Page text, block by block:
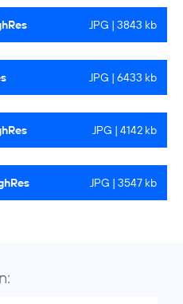
JPG | 3843 kb
JPG | 6433 kb
JPG | 4142 kb
JPG | 3547 kb